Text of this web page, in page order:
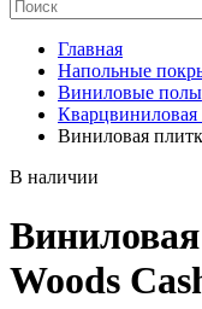
Главная
Напольные
Виниловые полы
Виниловая
В наличии
Woods